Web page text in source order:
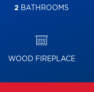
2BATHROOMS
WOOD FIREPLACE